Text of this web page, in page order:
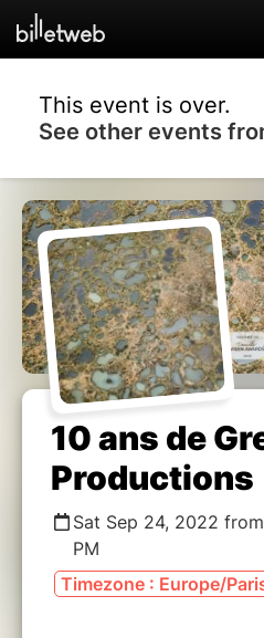
This event is over.
See other events
10 ans de
Productions
Sat Sep 24, 2022
PM
Timezone : Europe/